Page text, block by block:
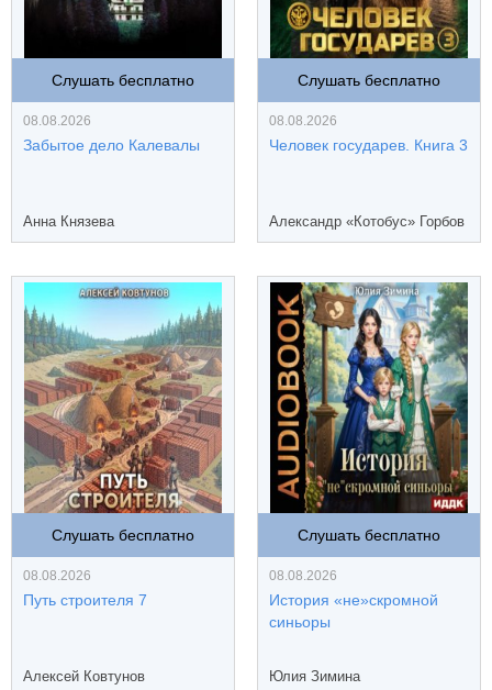
Слушать бесплатно
08.08.2026
Забытое дело Калевалы
Анна Князева
Слушать бесплатно
08.08.2026
Человек государев. Книга 3
Александр «Котобус» Горбов
Слушать бесплатно
08.08.2026
Путь строителя 7
Алексей Ковтунов
Слушать бесплатно
08.08.2026
История «не»скромной
синьоры
Юлия Зимина